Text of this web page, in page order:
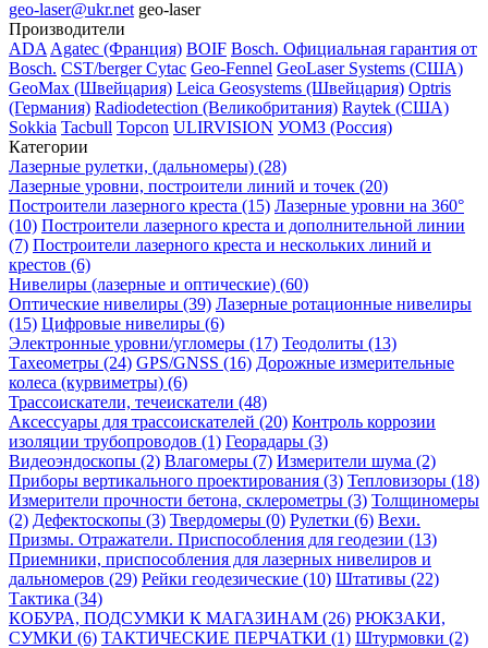
geo-laser@ukr.net geo-laser
Производители
ADA Agatec (Франция) BOIF Bosch. Официальная гарантия от
Вosch. CST/bergerCytac Geo-Fennel GeoLaser Systems (CША)
GeoMax (Швейцария) Leica Geosystems (Швейцария) Optris
(Германия) Radiodetection (Великобритания) Raytek (США)
Sokkia Tacbull Topcon ULIRVISION УОМЗ (Россия)
Категории
Лазерные рулетки, (дальномеры) (28)
Лазерные уровни, построители линий и точек (20)
Построители лазерного креста (15) Лазерные уровни на 360°
(10) Построители лазерного креста и дополнительной линии
(7) Построители лазерного креста и нескольких линий и
крестов (6)
Нивелиры (лазерные и оптические) (60)
Оптические нивелиры (39) Лазерные ротационные нивелиры
(15) Цифровые нивелиры (6)
Электронные уровни/угломеры (17) Теодолиты (13)
Тахеометры (24) GPS/GNSS (16) Дорожные измерительные
колеса (курвиметры) (6)
Трассоискатели, течеискатели (48)
Аксессуары для трассоискателей (20) Контроль коррозии
изоляции трубопроводов (1) Георадары (3)
Видеоэндоскопы (2) Влагомеры (7) Измерители шума (2)
Приборы вертикального проектирования (3) Тепловизоры (18)
Измерители прочности бетона, склерометры (3) Толщиномеры
(2) Дефектоскопы (3) Твердомеры (0) Рулетки (6) Вехи.
Призмы. Отражатели. Приспособления для геодезии (13)
Приемники, приспособления для лазерных нивелиров и
дальномеров (29) Рейки геодезические (10) Штативы (22)
Тактика (34)
КОБУРА, ПОДСУМКИ К МАГАЗИНАМ (26) РЮКЗАКИ,
СУМКИ (6) ТАКТИЧЕСКИЕ ПЕРЧАТКИ (1) Штурмовки (2)